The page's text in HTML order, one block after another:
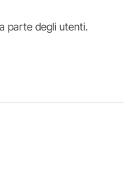
parte degli utenti.